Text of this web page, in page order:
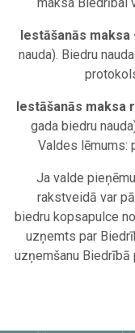
Iestāšanās maksa
nauda). Biedru
Iestāšanās maksa
gada biedru
Valdes lēmums:
Ja valde
rakstveidā var
biedru kopsapulce
uzņemts par
uzņemšanu